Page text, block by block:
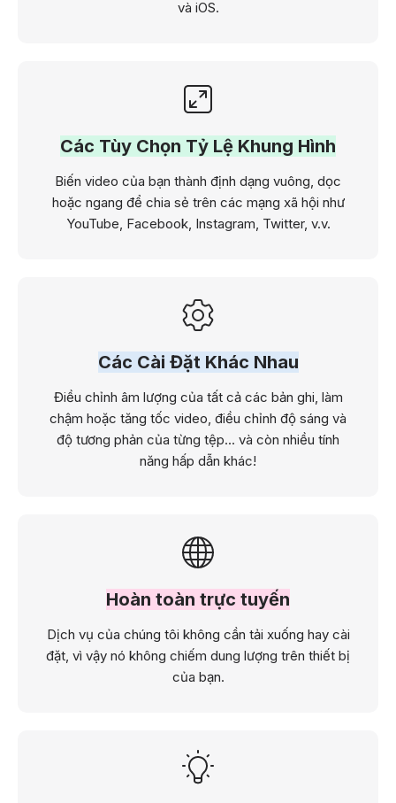
và iOS.
Các Tùy Chọn Tỷ Lệ Khung Hình
Biến video của bạn thành định dạng vuông, dọc
hoặc ngang để chia sẻ trên các mạng xã hội như
YouTube, Facebook, Instagram, Twitter, v.v.
Các Cài Đặt Khác Nhau
Điều chỉnh âm lượng của tất cả các bản ghi, làm
chậm hoặc tăng tốc video, điều chỉnh độ sáng và
độ tương phản của từng tệp... và còn nhiều tính
năng hấp dẫn khác!
Hoàn toàn trực tuyến
Dịch vụ của chúng tôi không cần tải xuống hay cài
đặt, vì vậy nó không chiếm dung lượng trên thiết bị
của bạn.